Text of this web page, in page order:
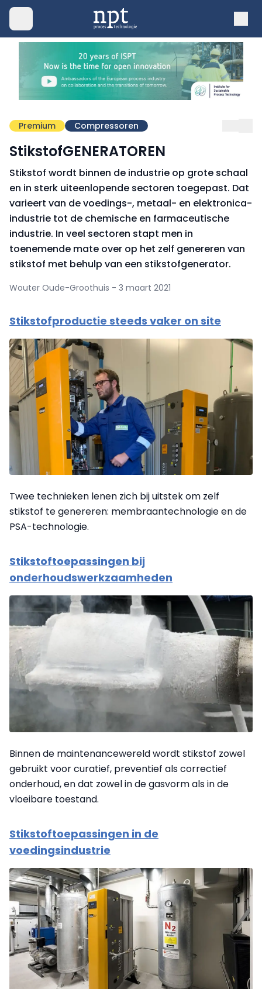
Premium Compressoren
StikstofGENERATOREN
Stikstof wordt binnen de industrie op grote schaal
en in sterk uiteenlopende sectoren toegepast. Dat
varieert van de voedings-, metaal- en elektronica-
industrie tot de chemische en farmaceutische
industrie. In veel sectoren stapt men in
toenemende mate over op het zelf genereren van
stikstof met behulp van een stikstofgenerator.
Wouter Oude-Groothuis - 3 maart 2021
Stikstofproductie steeds vaker on site
Twee technieken lenen zich bij uitstek om zelf
stikstof te genereren: membraantechnologie en de
PSA-technologie.
Stikstoftoepassingen bij
onderhoudswerkzaamheden
Binnen de maintenancewereld wordt stikstof zowel
gebruikt voor curatief, preventief als correctief
onderhoud, en dat zowel in de gasvorm als in de
vloeibare toestand.
Stikstoftoepassingen in de
voedingsindustrie